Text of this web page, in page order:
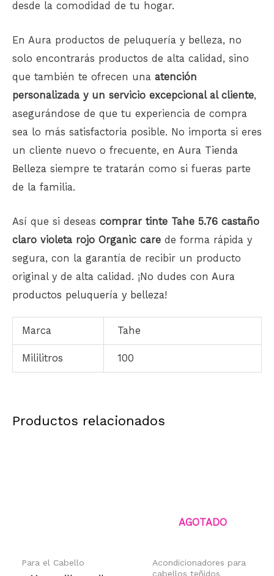
desde la comodidad de tu hogar.
En Aura productos de peluquería y belleza, no
solo encontrarás productos de alta calidad, sino
que también te ofrecen una atención
personalizada y un servicio excepcional al cliente,
asegurándose de que tu experiencia de compra
sea lo más satisfactoria posible. No importa si eres
un cliente nuevo o frecuente, en Aura Tienda
Belleza siempre te tratarán como si fueras parte
de la familia.
Así que si deseas comprar tinte Tahe 5.76 castaño
claro violeta rojo Organic care de forma rápida y
segura, con la garantía de recibir un producto
original y de alta calidad. ¡No dudes con Aura
productos peluquería y belleza!
Marca Tahe
Mililitros 100
Productos relacionados
Para el Cabello
AGOTADO
Acondicionadores para
cabellos teñidos